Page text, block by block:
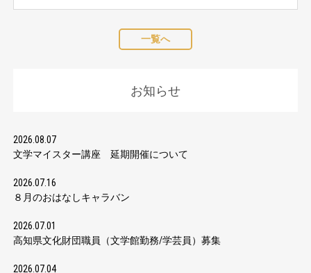
一覧へ
お知らせ
2026.08.07
文学マイスター講座 延期開催について
2026.07.16
８月のおはなしキャラバン
2026.07.01
高知県文化財団職員（文学館勤務/学芸員）募集
2026.07.04